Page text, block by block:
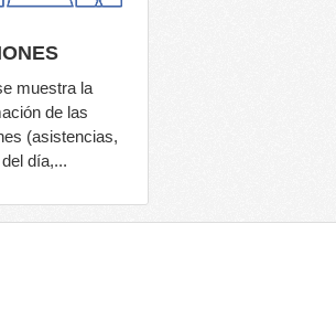
muestra la
de las
(asistencias,
día,...